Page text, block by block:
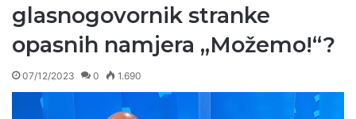
glasnogovornik stranke
opasnih namjera „Možemo!“?
07/12/2023 0 1.690